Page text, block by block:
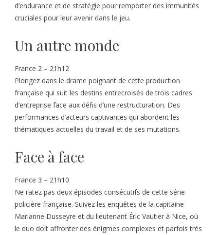
d’endurance et de stratégie pour remporter des immunités
cruciales pour leur avenir dans le jeu.
Un autre monde
France 2 – 21h12
Plongez dans le drame poignant de cette production
française qui suit les destins entrecroisés de trois cadres
d’entreprise face aux défis d’une restructuration. Des
performances d’acteurs captivantes qui abordent les
thématiques actuelles du travail et de ses mutations.
Face à face
France 3 – 21h10
Ne ratez pas deux épisodes consécutifs de cette série
policière française. Suivez les enquêtes de la capitaine
Marianne Dusseyre et du lieutenant Éric Vautier à Nice, où
le duo doit affronter des énigmes complexes et parfois très